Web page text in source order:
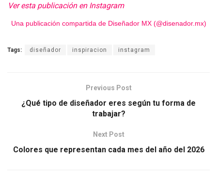
Ver esta publicación en Instagram
Una publicación compartida de Diseñador MX (@disenador.mx)
Tags: diseñador inspiracion instagram
Previous Post
¿Qué tipo de diseñador eres según tu forma de
trabajar?
Next Post
Colores que representan cada mes del año del 2026